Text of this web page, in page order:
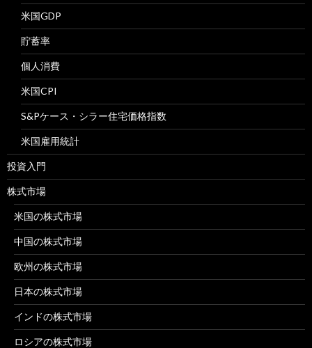
米国GDP
貯蓄率
個人消費
米国CPI
S&Pケース・シラー住宅価格指数
米国雇用統計
投資入門
株式市場
米国の株式市場
中国の株式市場
欧州の株式市場
日本の株式市場
インドの株式市場
ロシアの株式市場